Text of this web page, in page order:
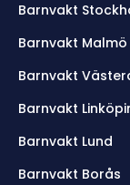
Barnvakt
Barnvakt Malmö
Barnvakt
Barnvakt
Barnvakt Lund
Barnvakt Borås